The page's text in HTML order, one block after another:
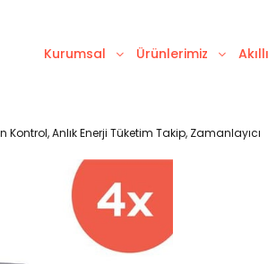
Kurumsal Ürünlerimiz
Kontrol, Anlık Enerji Tüketim Takip, Zamanlayıcı